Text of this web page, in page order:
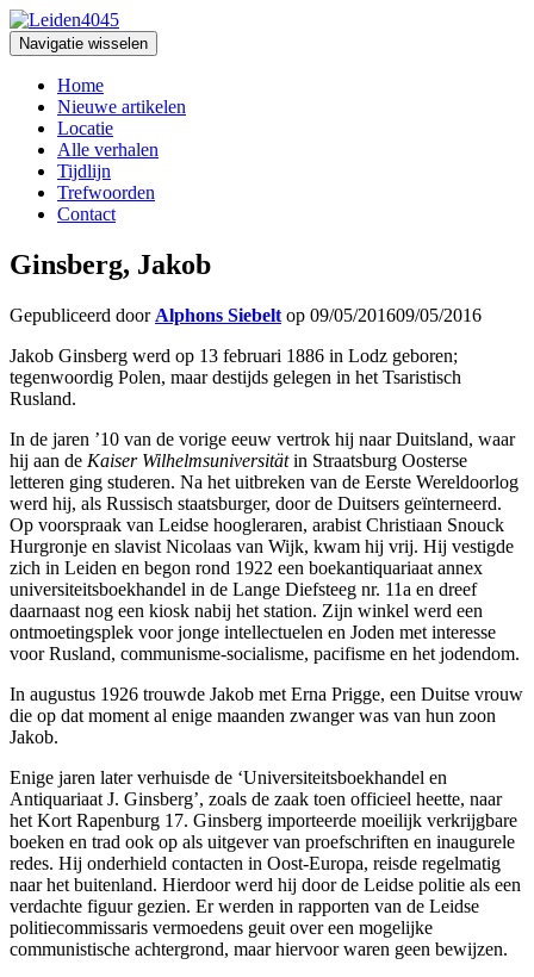
Navigatie wisselen
Home
Nieuwe artikelen
Locatie
Alle verhalen
Tijdlijn
Trefwoorden
Contact
Ginsberg, Jakob
Gepubliceerd door Alphons Siebelt op 09/05/201609/05/2016
Jakob Ginsberg werd op 13 februari 1886 in Lodz geboren;
tegenwoordig Polen, maar destijds gelegen in het Tsaristisch
Rusland.
In de jaren ’10 van de vorige eeuw vertrok hij naar Duitsland, waar
hij aan de Kaiser Wilhelmsuniversitätin Straatsburg Oosterse
letteren ging studeren. Na het uitbreken van de Eerste Wereldoorlog
werd hij, als Russisch staatsburger, door de Duitsers geïnterneerd.
Op voorspraak van Leidse hoogleraren, arabist Christiaan Snouck
Hurgronje en slavist Nicolaas van Wijk, kwam hij vrij. Hij vestigde
zich in Leiden en begon rond 1922 een boekantiquariaat annex
universiteitsboekhandel in de Lange Diefsteeg nr. 11a en dreef
daarnaast nog een kiosk nabij het station. Zijn winkel werd een
ontmoetingsplek voor jonge intellectuelen en Joden met interesse
voor Rusland, communisme-socialisme, pacifisme en het jodendom.
In augustus 1926 trouwde Jakob met Erna Prigge, een Duitse vrouw
die op dat moment al enige maanden zwanger was van hun zoon
Jakob.
Enige jaren later verhuisde de ‘Universiteitsboekhandel en
Antiquariaat J. Ginsberg’, zoals de zaak toen officieel heette, naar
het Kort Rapenburg 17. Ginsberg importeerde moeilijk verkrijgbare
boeken en trad ook op als uitgever van proefschriften en inaugurele
redes. Hij onderhield contacten in Oost-Europa, reisde regelmatig
naar het buitenland. Hierdoor werd hij door de Leidse politie als een
verdachte figuur gezien. Er werden in rapporten van de Leidse
politiecommissaris vermoedens geuit over een mogelijke
communistische achtergrond, maar hiervoor waren geen bewijzen.